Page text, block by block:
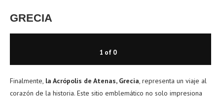
GRECIA
1 of 0
Finalmente, la Acrópolis de Atenas, Grecia, representa un viaje al
corazón de la historia. Este sitio emblemático no solo impresiona